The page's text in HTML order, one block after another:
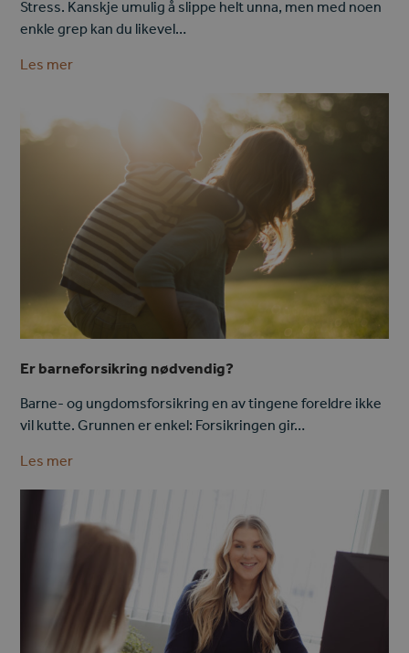
Stress. Kanskje umulig å slippe helt unna, men med noen
enkle grep kan du likevel…
Les mer
Er barneforsikring nødvendig?
Barne- og ungdomsforsikring en av tingene foreldre ikke
vil kutte. Grunnen er enkel: Forsikringen gir…
Les mer